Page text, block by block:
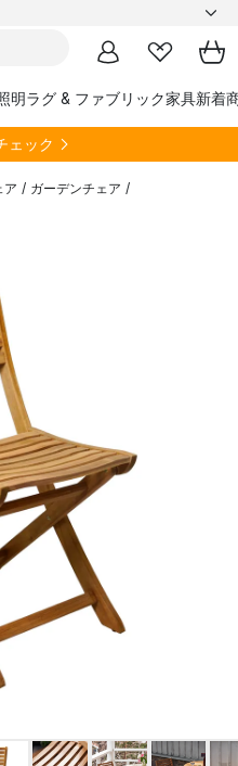
明ラグ & ファブリック家具新着
ェック
ア / ガーデンチェア /